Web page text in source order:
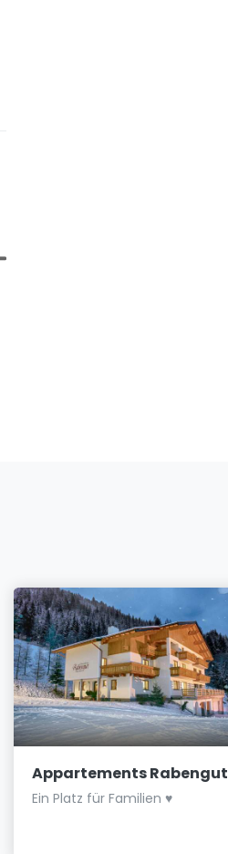
Appartements Rabengut
Ein Platz für Familien ♥